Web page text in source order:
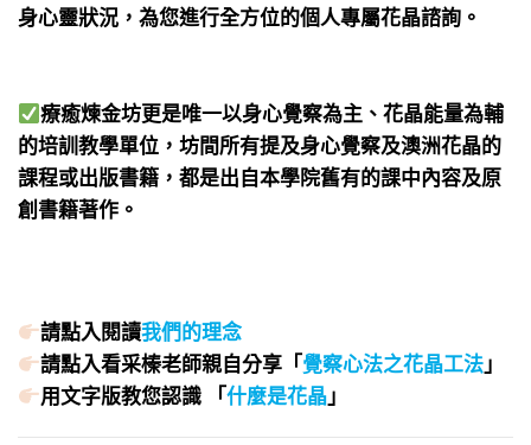
身心靈狀況，為您進行全方位的個人專屬花晶諮詢。
療癒煉金坊更是唯一以身心覺察為主、花晶能量為輔
的培訓教學單位，坊間所有提及身心覺察及澳洲花晶的
課程或出版書籍，都是出自本學院舊有的課中內容及原
創書籍著作。
請點入閱讀我們的理念
請點入看采榛老師親自分享「覺察心法之花晶工法」
用文字版教您認識 「什麼是花晶」